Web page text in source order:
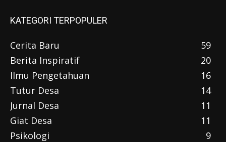
KATEGORI TERPOPULER
Cerita Baru
59
Berita Inspiratif
20
Ilmu Pengetahuan
16
Tutur Desa
14
Jurnal Desa
11
Giat Desa
11
Psikologi
9